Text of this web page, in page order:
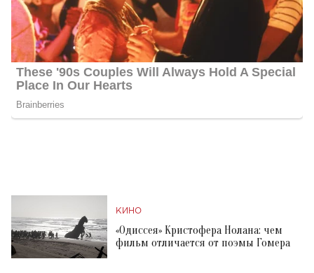
КИНО
«Одиссея» Кристофера Нолана: чем
фильм отличается от поэмы Гомера